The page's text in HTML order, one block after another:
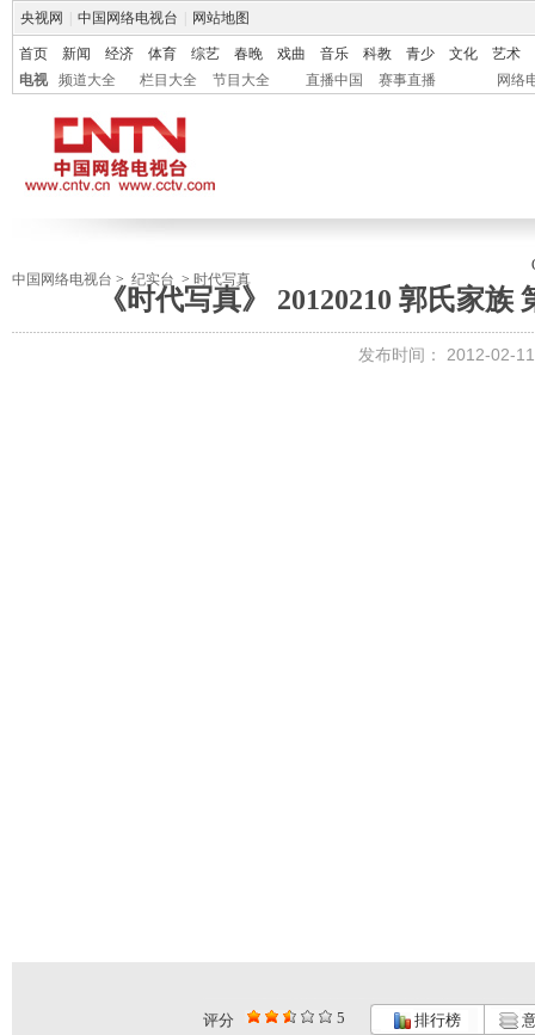
央视网 中国网络电视台 网站地图
首页 新闻 经济 体育 综艺 春晚 戏曲 音乐 科教 青少 文化
艺术
电视
频道大全 栏目大全 节目大全 直播中国 赛事直播 网络
中国网络电视台 > 纪实台 > 时代写真
《时代写真》 20120210 郭氏家
发布时间： 2012-02-
评分 5 排行榜